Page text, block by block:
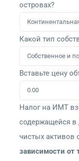
островах?
Какой тип
Вставьте цену
Налог на ИМТ
содержащейся в
чистых активов
зависимости от